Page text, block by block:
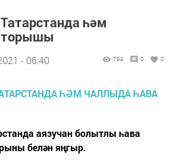
һәм
торышы
- 06:40 794 0 0
аязучан болытлы һава
белән яңгыр.